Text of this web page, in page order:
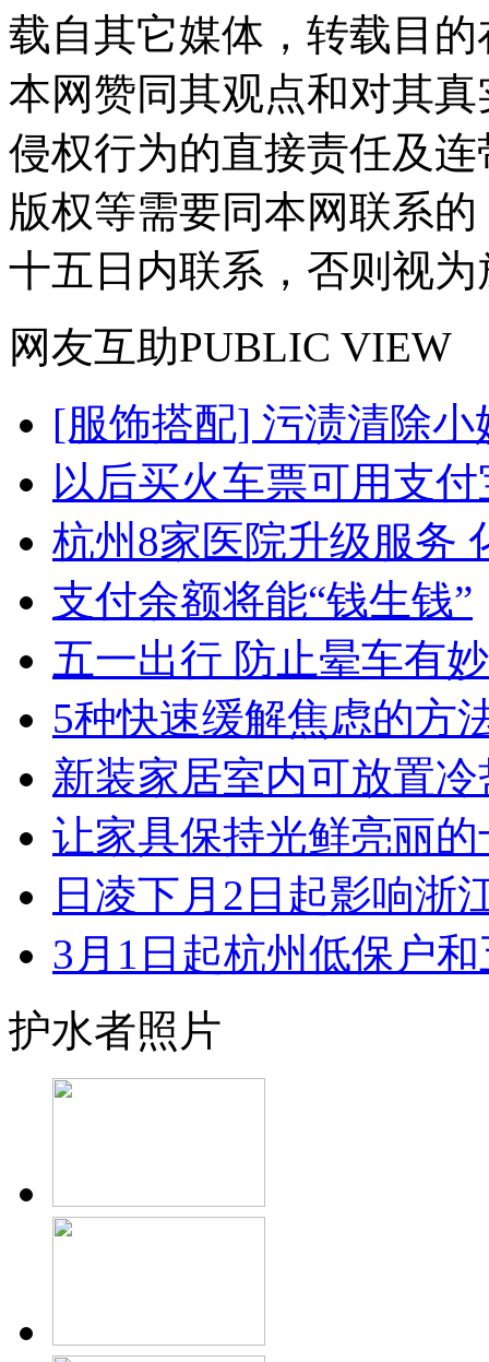
载自其它媒体，转载目
本网赞同其观点和对其
侵权行为的直接责任及
版权等需要同本网联系
十五日内联系，否则视
网友互助PUBLIC VIEW
[服饰搭配] 污渍清除小
以后买火车票可用支
杭州8家医院升级服务
支付余额将能“钱生钱”
五一出行 防止晕车有
5种快速缓解焦虑的方
新装家居室内可放置
让家具保持光鲜亮丽
日凌下月2日起影响浙
3月1日起杭州低保户
护水者照片